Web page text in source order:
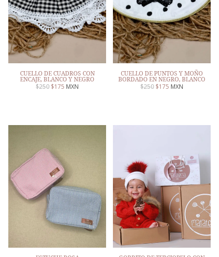
CUELLO DE CUADROS CON
ENCAJE, BLANCO Y NEGRO
$250 $175 MXN
CUELLO DE PUNTOS Y MOÑO
BORDADO EN NEGRO, BLANCO
$250 $175 MXN